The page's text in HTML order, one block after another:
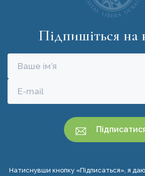
Робота/практика
Міський транспорт та
Мовні курси
Культура та дозвілля
Підпишіться на
Натиснувши кнопку «Підписаться», я даю